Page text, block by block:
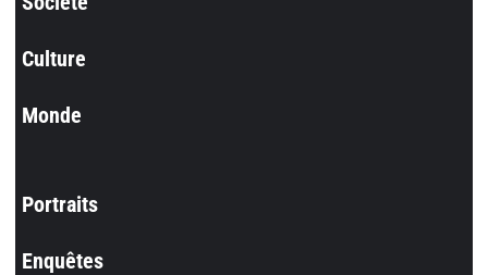
Culture
Monde
Portraits
Enquêtes